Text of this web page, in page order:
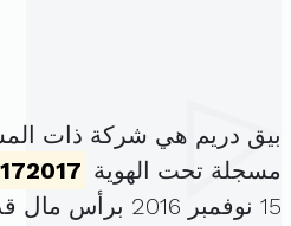
بيق دريم هي شركة ذات
مسجلة تحت الهوية
15 نوفمبر 2016 برأس مال قدره